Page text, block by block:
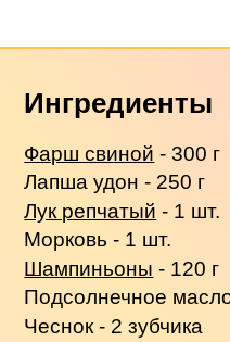
Ингредиенты
Фарш свиной - 300 г
Лапша удон - 250 г
Лук репчатый - 1 шт.
Морковь - 1 шт.
Шампиньоны - 120 г
Подсолнечное
Чеснок - 2 зубчика